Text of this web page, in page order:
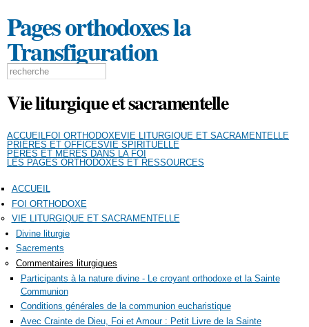
contenu
principal
Pages orthodoxes la
Transfiguration
Formulaire de recherche
Search this site
Vie liturgique et sacramentelle
ACCUEILFOI ORTHODOXEVIE LITURGIQUE ET SACRAMENTELLE
PRIÈRES ET OFFICESVIE SPIRITUELLE
PÈRES ET MÈRES DANS LA FOI
LES PAGES ORTHODOXES ET RESSOURCES
ACCUEIL
FOI ORTHODOXE
VIE LITURGIQUE ET SACRAMENTELLE
Divine liturgie
Sacrements
Commentaires liturgiques
Participants à la nature divine - Le croyant orthodoxe et la Sainte
Communion
Conditions générales de la communion eucharistique
Avec Crainte de Dieu, Foi et Amour : Petit Livre de la Sainte